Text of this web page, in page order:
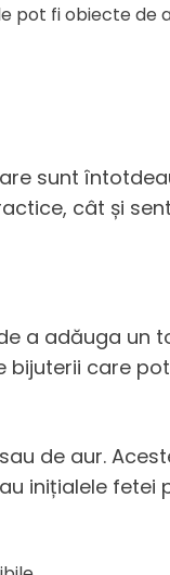
pot fi obiecte de
sunt
cât și
a adăuga un
bijuterii care
de aur.
inițialele fetei